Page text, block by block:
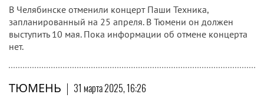
В Челябинске отменили концерт Паши Техника,
запланированный на 25 апреля. В Тюмени он должен
выступить 10 мая. Пока информации об отмене концерта
нет.
ТЮМЕНЬ | 31 марта 2025, 16:26